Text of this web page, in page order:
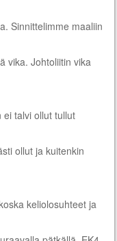
Sinnittelimme maaliin
vika. Johtoliitin vika
ei talvi ollut tullut
ollut ja kuitenkin
keliolosuhteet ja